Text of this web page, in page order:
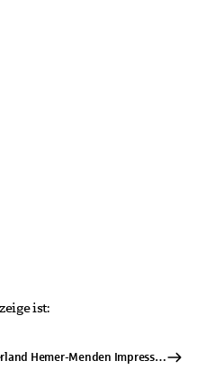
ist:
Hemer-Menden Impressum